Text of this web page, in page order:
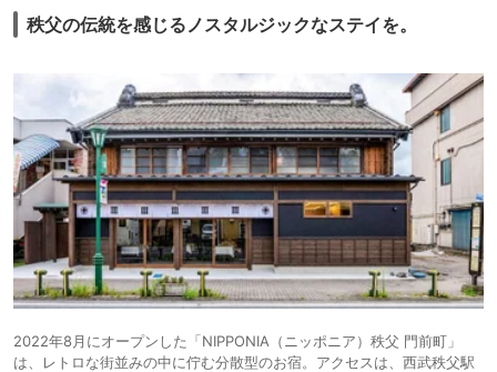
秩父の伝統を感じるノスタルジックなステイを。
2022年8月にオープンした「NIPPONIA（ニッポニア）秩父 門前町」
は、レトロな街並みの中に佇む分散型のお宿。アクセスは、西武秩父駅